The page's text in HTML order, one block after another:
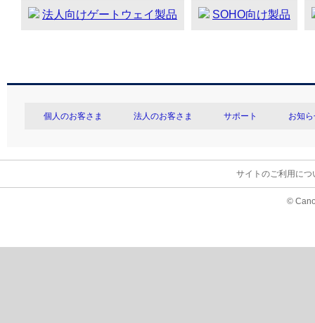
法人向けゲートウェイ製品 SOHO向け製品
個人のお客さま 法人のお客さま サポート お知
サイトのご利用につ
©